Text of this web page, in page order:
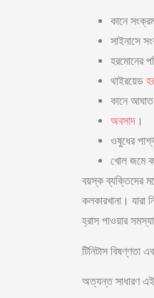
কানে
সাইনাসে
হরমোনের
থাইরয়েড
কানে
অবসাদ ।
ওষুধের
খোল জমে
বয়স্ক ব্যক্তিদের
কলকারখানা। যারা
হ্রাস পাওয়ার
টিনিটাস বিষণ্ণতা
অত্যন্ত সাধারণ এই